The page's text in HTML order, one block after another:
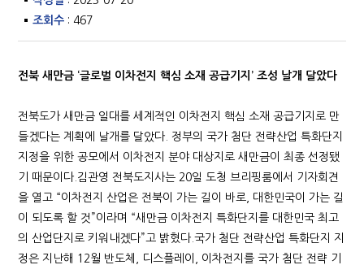
조회수 : 467
전북 새만금 ‘글로벌 이차전지 핵심 소재 공급기지’ 조성 날개 달았다
전북도가 새만금 일대를 세계적인 이차전지 핵심 소재 공급기지로 만
들겠다는 계획에 날개를 달았다. 정부의 국가 첨단 전략산업 특화단지
지정을 위한 공모에서 이차전지 분야 대상지로 새만금이 최종 선정됐
기 때문이다.김관영 전북도지사는 20일 도청 브리핑룸에서 기자회견
을 열고 “이차전지 산업은 전북이 가는 길이 바로, 대한민국이 가는 길
이 되도록 할 것”이라며 “새만금 이차전지 특화단지를 대한민국 최고
의 산업단지로 키워내겠다”고 밝혔다.국가 첨단 전략산업 특화단지 지
정은 지난해 12월 반도체, 디스플레이, 이차전지를 국가 첨단 전략 기